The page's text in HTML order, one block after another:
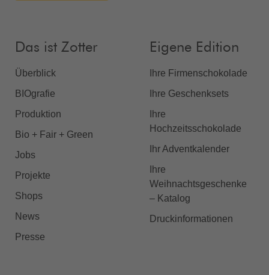
Das ist Zotter
Überblick
BIOgrafie
Produktion
Bio + Fair + Green
Jobs
Projekte
Shops
News
Presse
Eigene Edition
Ihre Firmenschokolade
Ihre Geschenksets
Ihre
Hochzeitsschokolade
Ihr Adventkalender
Ihre
Weihnachtsgeschenke
– Katalog
Druckinformationen